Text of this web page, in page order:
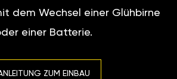
dem Wechsel einer Glühbirne
einer Batterie.
ZUM EINBAU